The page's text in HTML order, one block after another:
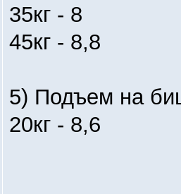
35кг - 8
45кг - 8,8
5) Подъем на
20кг - 8,6